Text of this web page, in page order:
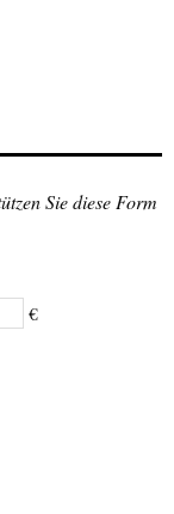
Sie diese Form
€